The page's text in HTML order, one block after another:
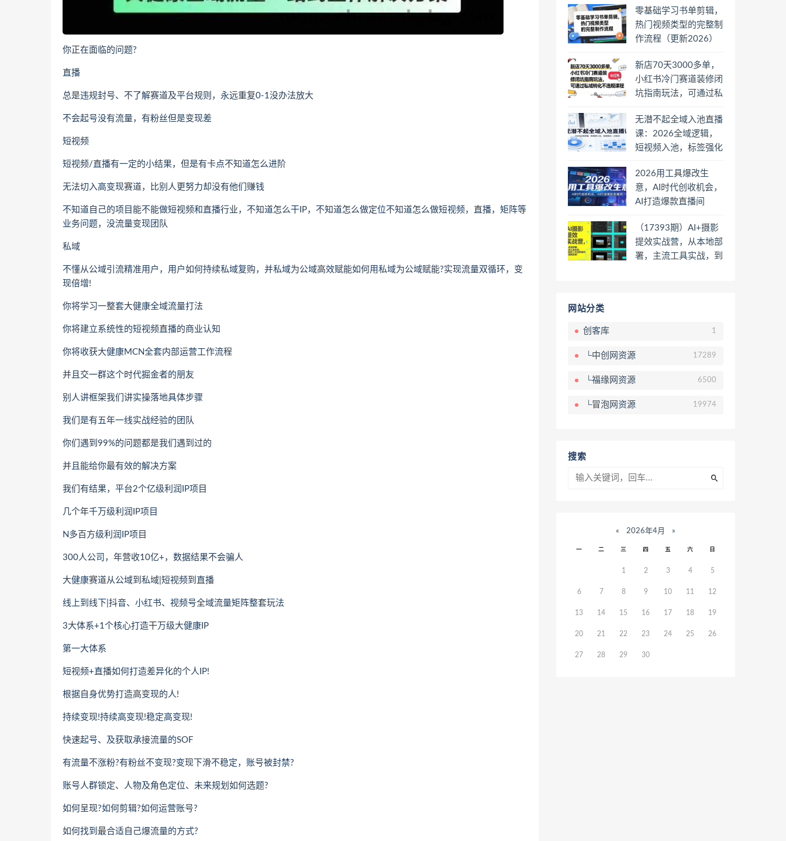
你正在面临的问题?
直播
总是违规封号、不了解赛道及平台规则，永远重复0-1没办法放大
不会起号没有流量，有粉丝但是变现差
短视频
短视频/直播有一定的小结果，但是有卡点不知道怎么进阶
无法切入高变现赛道，比别人更努力却没有他们赚钱
不知道自己的项目能不能做短视频和直播行业，不知道怎么干IP，不知道怎么做定位不知道怎么做短视频，直播，矩阵等
业务问题，没流量变现团队
私域
不懂从公域引流精准用户，用户如何持续私域复购，并私域为公域高效赋能如何用私域为公域赋能?实现流量双循环，变
现倍增!
你将学习一整套大健康全域流量打法
你将建立系统性的短视频直播的商业认知
你将收获大健康MCN全套内部运营工作流程
并且交一群这个时代掘金者的朋友
别人讲框架我们讲实操落地具体步骤
我们是有五年一线实战经验的团队
你们遇到99%的问题都是我们遇到过的
并且能给你最有效的解决方案
我们有结果，平台2个亿级利润IP项目
几个年千万级利润IP项目
N多百方级利润IP项目
300人公司，年营收10亿+，数据结果不会骗人
大健康赛道从公域到私域|短视频到直播
线上到线下|抖音、小红书、视频号全域流量矩阵整套玩法
3大体系+1个核心打造干万级大健康IP
第一大体系
短视频+直播如何打造差异化的个人IP!
根据自身优势打造高变现的人!
持续变现!持续高变现!稳定高变现!
快速起号、及获取承接流量的SOF
有流量不涨粉?有粉丝不变现?变现下滑不稳定，账号被封禁?
账号人群锁定、人物及角色定位、未来规划如何选题?
如何呈现?如何剪辑?如何运营账号?
如何找到最合适自己爆流量的方式?
零基础学习书单剪辑，
热门视频类型的完整制
作流程（更新2026）
新店70天3000多单，
小红书冷门赛道装修闭
坑指南玩法，可通过私
无潜不起全域入池直播
课：2026全域逻辑，
短视频入池，标签强化
2026用工具爆改生
意，AI时代创收机会，
AI打造爆款直播间
（17393期）AI+摄影
提效实战营，从本地部
署，主流工具实战，到
网站分类
创客库 1
└中创网资源 17289
└福缘网资源 6500
└冒泡网资源 19974
搜索
« 2026年4月 »
一 二 三 四 五 六 日
1 2 3 4 5
6 7 8 9 10 11 12
13 14 15 16 17 18 19
20 21 22 23 24 25 26
27 28 29 30